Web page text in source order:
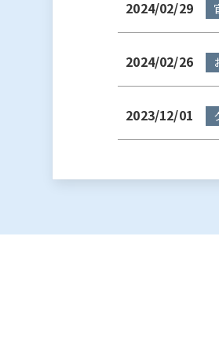
2024/02/29
2024/02/26
2023/12/01